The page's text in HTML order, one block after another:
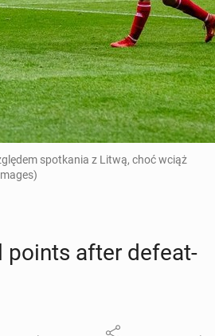
spotkania z Litwą, choć wciąż
points after de­feat­